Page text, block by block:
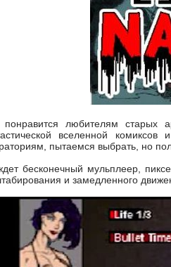
понравится любителям старых
вселенной
пытаемся выбрать, но
бесконечный мульплеер,
и замедленного